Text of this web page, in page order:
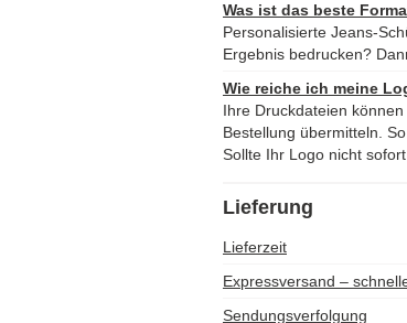
Was ist das beste
Personalisierte Jeans-
Ergebnis bedrucken?
Wie reiche ich meine
Ihre Druckdateien
Bestellung übermitteln.
Sollte Ihr Logo nicht
Lieferung
Lieferzeit
Expressversand –
Sendungsverfolgung